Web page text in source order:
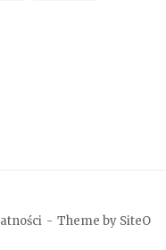
Theme by SiteO